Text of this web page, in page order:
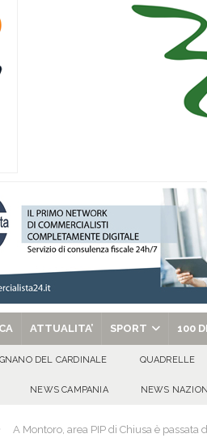
Quadrelle in Festa: Tutto pronto per i solenni
Mugnano del Cardinale, “Puparuolo” dal
Nola. Controlli dei carabinieri alle agenzie
SANT’Oggi. Venerdì 29 agosto la chiesa
ATTUALITA’ SPORT 100
DEL CARDINALE QUADRELLE
NEWS CAMPANIA NEWS
A Montoro, area PIP di Chiusa è